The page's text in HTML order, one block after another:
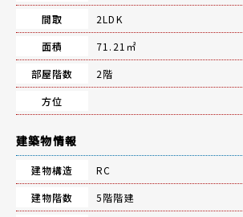
間取
2LDK
面積
71.21㎡
部屋階数
2階
方位
建築物情報
建物構造
RC
建物階数
5階階建